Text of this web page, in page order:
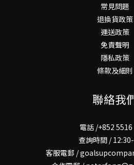
常見問題
退換貨政策
運送政策
免責聲明
隱私政策
條款及細則
聯絡我
電話 /+852
查詢時間 /
客服電郵 /